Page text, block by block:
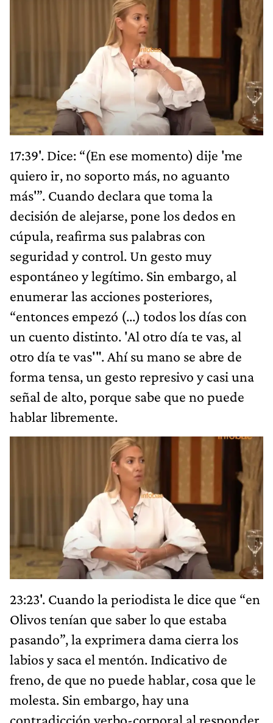
17:39'. Dice: “(En ese momento) dije 'me
quiero ir, no soporto más, no aguanto
más'”. Cuando declara que toma la
decisión de alejarse, pone los dedos en
cúpula, reafirma sus palabras con
seguridad y control. Un gesto muy
espontáneo y legítimo. Sin embargo, al
enumerar las acciones posteriores,
“entonces empezó (...) todos los días con
un cuento distinto. 'Al otro día te vas, al
otro día te vas'". Ahí su mano se abre de
forma tensa, un gesto represivo y casi una
señal de alto, porque sabe que no puede
hablar libremente.
23:23'. Cuando la periodista le dice que “en
Olivos tenían que saber lo que estaba
pasando”, la exprimera dama cierra los
labios y saca el mentón. Indicativo de
freno, de que no puede hablar, cosa que le
molesta. Sin embargo, hay una
contradicción verbo-corporal al responder